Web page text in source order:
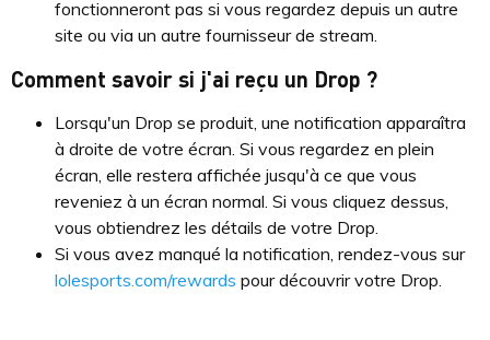
fonctionneront pas si vous regardez depuis un autre
site ou via un autre fournisseur de stream.
Comment savoir si j'ai reçu un Drop ?
Lorsqu'un Drop se produit, une notification apparaîtra
à droite de votre écran. Si vous regardez en plein
écran, elle restera affichée jusqu'à ce que vous
reveniez à un écran normal. Si vous cliquez dessus,
vous obtiendrez les détails de votre Drop.
Si vous avez manqué la notification, rendez-vous sur
lolesports.com/rewards pour découvrir votre Drop.